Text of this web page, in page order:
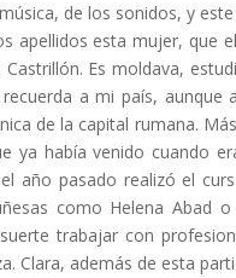
de los sonidos, y
apellidos esta mujer, que
Es moldava,
a mi país, aunque
de la capital rumana.
ya había venido cuando
año pasado realizó el
como Helena Abad
trabajar con
Clara, además de esta